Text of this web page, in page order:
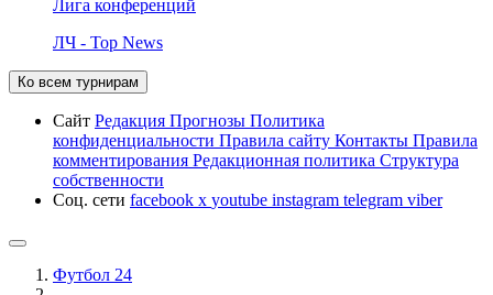
Лига конференций
ЛЧ - Top News
Ко всем турнирам
Сайт Редакция Прогнозы Политика
конфиденциальности Правила сайту Контакты Правила
комментирования Редакционная политика Структура
собственности
Соц. сети facebook x youtube instagram telegram viber
Футбол 24